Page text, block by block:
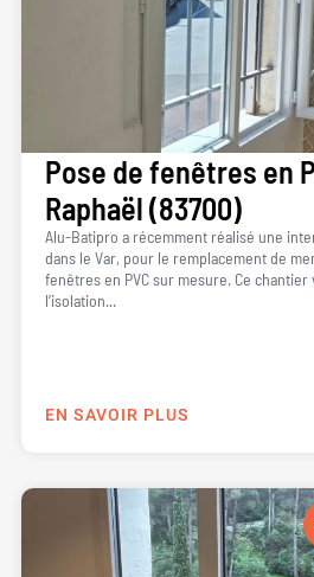
Pose de fenêtres en
Raphaël (83700)
Alu-Batipro a récemment réalisé une
dans le Var, pour le remplacement de
fenêtres en PVC sur mesure. Ce
l’isolation...
EN SAVOIR PLUS